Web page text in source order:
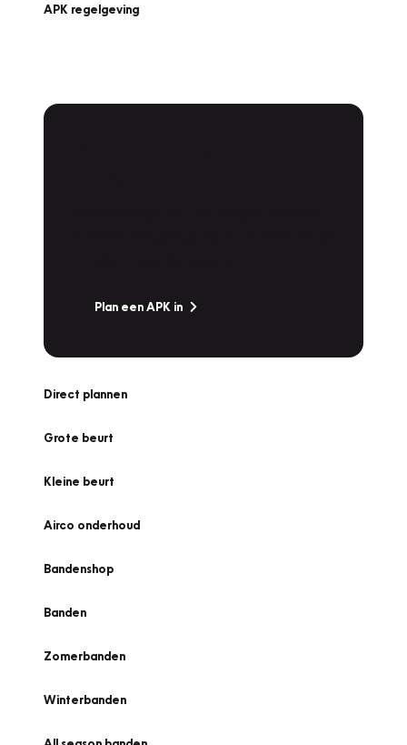
APK regelgeving
Plan een APK in
Direct plannen
Grote beurt
Kleine beurt
Airco onderhoud
Bandenshop
Banden
Zomerbanden
Winterbanden